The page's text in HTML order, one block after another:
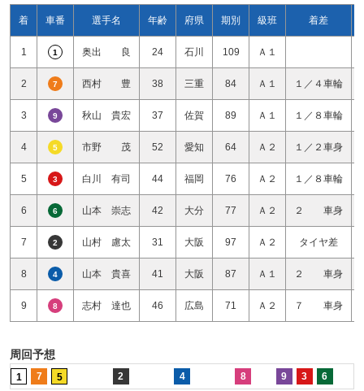
着 車番 選手名 年齢 府県 期別 級班 着差
1 1 奥出 良 24 石川 109 Ａ１
2 7 西村 豊 38 三重 84 Ａ１ １／４車輪
3 9 秋山 貴宏 37 佐賀 89 Ａ１ １／８車輪
4 5 市野 茂 52 愛知 64 Ａ２ １／２車身
5 3 白川 有司 44 福岡 76 Ａ２ １／８車輪
6 6 山本 崇志 42 大分 77 Ａ２ ２ 車身
7 2 山村 慮太 31 大阪 97 Ａ２ タイヤ差
8 4 山本 貴喜 41 大阪 87 Ａ１ ２ 車身
9 8 志村 達也 46 広島 71 Ａ２ ７ 車身
周回予想
1 7 5 2 4 8 9 3 6